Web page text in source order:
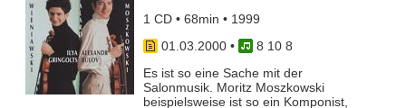
1 CD • 68min • 1999
01.03.2000•
8 10 8
Es ist so eine Sache mit der
Salonmusik. Moritz Moszkowski
beispielsweise ist so ein Komponist,